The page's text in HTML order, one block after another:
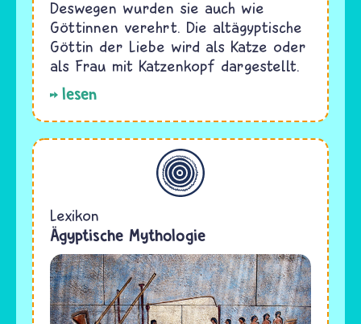
Deswegen wurden sie auch wie
Göttinnen verehrt. Die altägyptische
Göttin der Liebe wird als Katze oder
als Frau mit Katzenkopf dargestellt.
lesen
Allgemein
Lexikon
Ägyptische Mythologie